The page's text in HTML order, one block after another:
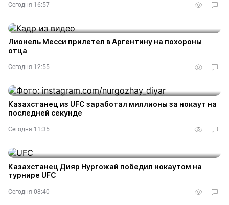
Сегодня 16:57
Лионель Месси прилетел в Аргентину на похороны
отца
Сегодня 12:55
Казахстанец из UFC заработал миллионы за нокаут на
последней секунде
Сегодня 11:35
Казахстанец Дияр Нургожай победил нокаутом на
турнире UFC
Сегодня 08:40